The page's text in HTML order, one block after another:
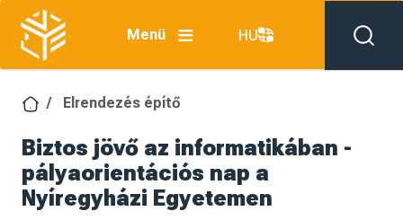
Ugrás a tartalomra
Menü
HU
Elrendezés építő
Biztos jövő az informatikában -
pályaorientációs nap a
Nyíregyházi Egyetemen